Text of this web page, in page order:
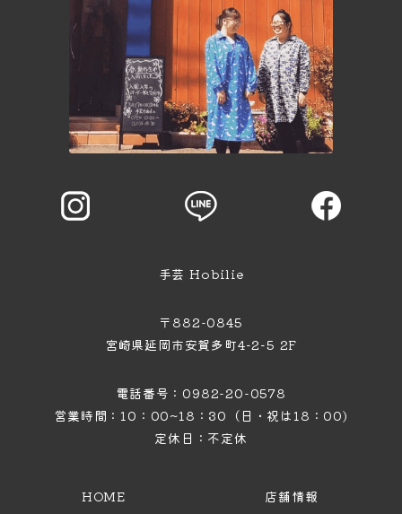
HOME 店舗情報
手芸 Hobilie
〒882-0845
宮崎県延岡市安賀多町4−2−5 2F
電話番号：0982-20-0578
営業時間：10：00~18：30（日・祝は18：00)
定休日：不定休